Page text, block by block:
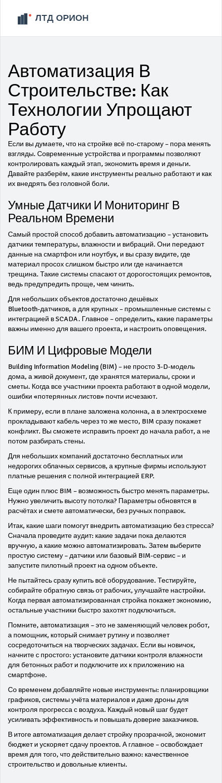
Автоматизация В
Строительстве: Как
Технологии Упрощают
Работу
Если вы думаете, что на стройке всё по‑старому – пора менять
взгляды. Современные устройства и программы позволяют
контролировать каждый этап, экономить время и деньги.
Давайте разберём, какие инструменты реально работают и как
их внедрять без головной боли.
Умные Датчики И Мониторинг В
Реальном Времени
Самый простой способ добавить автоматизацию – установить
датчики температуры, влажности и вибраций. Они передают
данные на смартфон или ноутбук, и вы сразу видите, где
материал просох слишком быстро или где начинается
трещина. Такие системы спасают от дорогостоящих ремонтов,
ведь предупредить проще, чем чинить.
Для небольших объектов достаточно дешёвых
Bluetooth‑датчиков, а для крупных – промышленные системы с
интеграцией в SCADA. Главное – определить, какие параметры
важны именно для вашего проекта, и настроить оповещения.
БИМ И Цифровые Модели
Building Information Modeling (BIM) – не просто 3‑D‑модель
дома, а живой документ, где хранятся материалы, сроки и
сметы. Когда все участники проекта работают в одной модели,
ошибки «потерянных листов» почти исчезают.
К примеру, если в плане заложена колонна, а в электросхеме
прокладывают кабель через то же место, BIM сразу покажет
конфликт. Вы сможете исправить проект до начала работ, а не
потом разбирать стены.
Для небольших компаний достаточно бесплатных или
недорогих облачных сервисов, а крупные фирмы используют
платные решения с полной интеграцией ERP.
Еще один плюс BIM – возможность быстро менять параметры.
Нужно увеличить высоту потолка? Параметры обновятся в
расчётах и смете автоматически, без ручных поправок.
Итак, какие шаги помогут внедрить автоматизацию без стресса?
Сначала проведите аудит: какие задачи пока делаются
вручную, а какие можно автоматизировать. Затем выберите
простую систему – датчики или базовый BIM‑сервис – и
запустите пилотный проект на одном объекте.
Не пытайтесь сразу купить всё оборудование. Тестируйте,
собирайте обратную связь от рабочих, улучшайте настройки.
Когда первая автоматизированная стройка покажет экономию,
остальные участники быстро захотят подключиться.
Помните, автоматизация – это не заменяющий человек робот,
а помощник, который снимает рутину и позволяет
сосредоточиться на творческих задачах. Если вы новичок,
начните с простого: установите датчики контроля влажности
для бетонных работ и подключите их к приложению на
смартфоне.
Со временем добавляйте новые инструменты: планировщики
графиков, системы учёта материалов и даже дроны для
контроля прогресса с воздуха. Каждый новый шаг будет
усиливать эффективность и повышать доверие заказчиков.
В итоге автоматизация делает стройку прозрачной, экономит
бюджет и ускоряет сдачу проектов. А главное – освобождает
время для того, что действительно важно: качественное
строительство и довольные клиенты.